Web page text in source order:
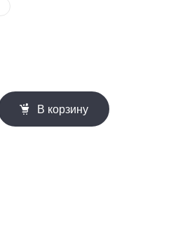
В корзину